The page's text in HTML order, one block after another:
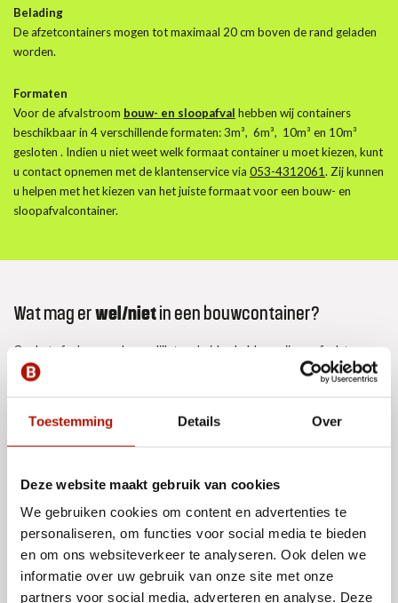
Toestemming Details Over
Deze website maakt gebruik van cookies
We gebruiken cookies om content en advertenties te
personaliseren, om functies voor social media te bieden
en om ons websiteverkeer te analyseren. Ook delen we
informatie over uw gebruik van onze site met onze
partners voor social media, adverteren en analyse. Deze
Belading
De afzetcontainers mogen tot maximaal 20 cm boven de rand geladen
worden.
Formaten
Voor de afvalstroom bouw- en sloopafval hebben wij containers
beschikbaar in 4 verschillende formaten: 3m³, 6m³, 10m³ en 10m³
gesloten . Indien u niet weet welk formaat container u moet kiezen, kunt
u contact opnemen met de klantenservice via 053-4312061. Zij kunnen
u helpen met het kiezen van het juiste formaat voor een bouw- en
sloopafvalcontainer.
Wat mag erwel/nietin een bouwcontainer?
Om het afval zo goed mogelijk te scheiden hebben wij per afvalstroom
aangegeven welke materialen er in wel en niet in een bouwafval
Overig sloopafval
Aanklevend materiaal (isolatie)
Dakleer (teerhoudend of bitumineus)
Hout